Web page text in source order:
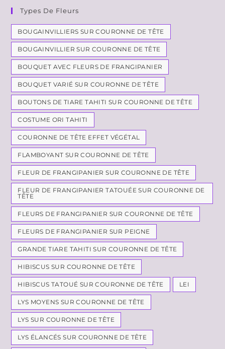
Types De Fleurs
BOUGAINVILLIERS SUR COURONNE DE TÊTE
BOUGAINVILLIER SUR COURONNE DE TÊTE
BOUQUET AVEC FLEURS DE FRANGIPANIER
BOUQUET VARIÉ SUR COURONNE DE TÊTE
BOUTONS DE TIARE TAHITI SUR COURONNE DE TÊTE
COSTUME ORI TAHITI
COURONNE DE TÊTE EFFET VÉGÉTAL
FLAMBOYANT SUR COURONNE DE TÊTE
FLEUR DE FRANGIPANIER SUR COURONNE DE TÊTE
FLEUR DE FRANGIPANIER TATOUÉE SUR COURONNE DE
TÊTE
FLEURS DE FRANGIPANIER SUR COURONNE DE TÊTE
FLEURS DE FRANGIPANIER SUR PEIGNE
GRANDE TIARE TAHITI SUR COURONNE DE TÊTE
HIBISCUS SUR COURONNE DE TÊTE
HIBISCUS TATOUÉ SUR COURONNE DE TÊTE LEI
LYS MOYENS SUR COURONNE DE TÊTE
LYS SUR COURONNE DE TÊTE
LYS ÉLANCÉS SUR COURONNE DE TÊTE